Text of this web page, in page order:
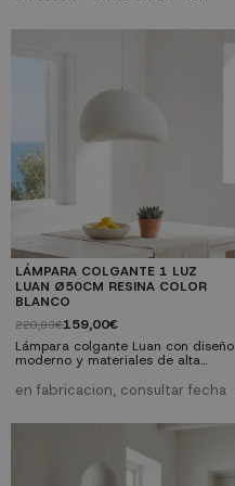
✓ Fácil instalación: Incluye
instrucciones y herrajes
LÁMPARA COLGANTE 1 LUZ
LUAN Ø50CM RESINA COLOR
BLANCO
220,83€159,00€
Lámpara colgante Luan con diseño
moderno y materiales de alta
estándar. Perfecta para salones,
comedores y dormitorios. ✓
contemporáneo y elegante ✓
Versatilidad: Compatible con
bombillas E27 ✓ Calidad premium:
Materiales resistentes y duraderos
en fabricacion, consultar fecha